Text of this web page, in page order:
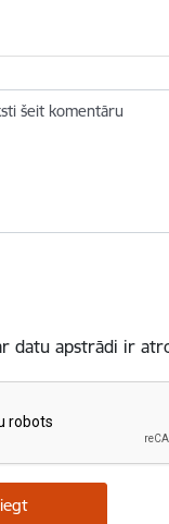
šeit komentāru
datu apstrādi ir